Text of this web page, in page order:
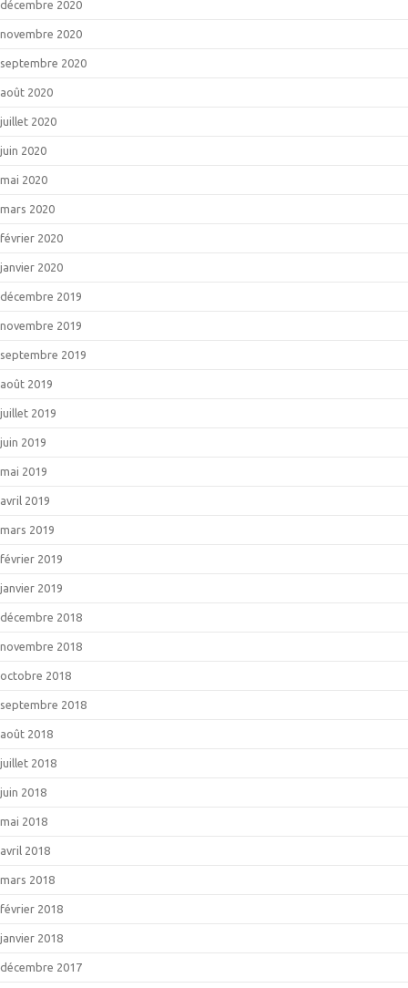
décembre 2020
novembre 2020
septembre 2020
août 2020
juillet 2020
juin 2020
mai 2020
mars 2020
février 2020
janvier 2020
décembre 2019
novembre 2019
septembre 2019
août 2019
juillet 2019
juin 2019
mai 2019
avril 2019
mars 2019
février 2019
janvier 2019
décembre 2018
novembre 2018
octobre 2018
septembre 2018
août 2018
juillet 2018
juin 2018
mai 2018
avril 2018
mars 2018
février 2018
janvier 2018
décembre 2017